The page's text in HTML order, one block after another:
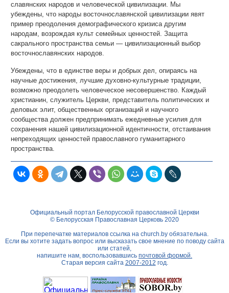
славянских народов и человеческой цивилизации. Мы
убеждены, что народы восточнославянской цивилизации явят
пример преодоления демографического кризиса другим
народам, возрождая культ семейных ценностей. Защита
сакрального пространства семьи — цивилизационный выбор
восточнославянских народов.
Убеждены, что в единстве веры и добрых дел, опираясь на
научные достижения, лучшие духовно-культурные традиции,
возможно преодолеть человеческое несовершенство. Каждый
христианин, служитель Церкви, представитель политических и
деловых элит, общественных организаций и научного
сообщества должен предпринимать ежедневные усилия для
сохранения нашей цивилизационной идентичности, отстаивания
непреходящих ценностей православного гуманитарного
пространства.
Официальный портал Белорусской православной Церкви
© Белорусская Православная Церковь 2020
При перепечатке материалов ссылка на church.byобязательна.
Если вы хотите задать вопрос или высказать свое мнение по поводу сайта
или статей,
напишите нам, воспользовавшись почтовой формой.
Старая версия сайта 2007-2012 год.